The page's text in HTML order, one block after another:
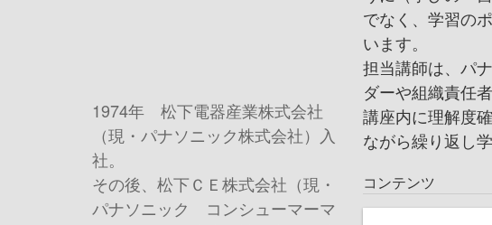
1974年 松下電器産業株式会社
（現・パナソニック株式会社）入
社。
その後、松下ＣＥ株式会社（現・
パナソニック コンシューマーマ
でなく、学習の
います。
担当講師は、パ
ダーや組織責任
講座内に理解度
ながら繰り返し
コンテンツ